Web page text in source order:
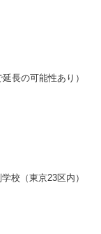
長の可能性あり）
校（東京23区内）